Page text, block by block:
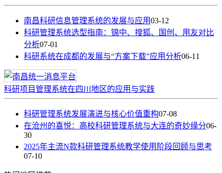
南昌科研信息管理系统的发展与应用03-12
科研管理系统选型指南：锦中、搜狐、国创、用友对比
分析07-01
科研系统在成都的发展与“方案下载”应用分析06-11
科研项目管理系统在四川地区的应用与实践
科研管理系统发展演进与核心价值重构07-08
在沧州的喜悦：高校科研管理系统与大连的奇妙缘分06-
30
2025年主流N款科研管理系统教学使用阶段回顾与思考
07-10